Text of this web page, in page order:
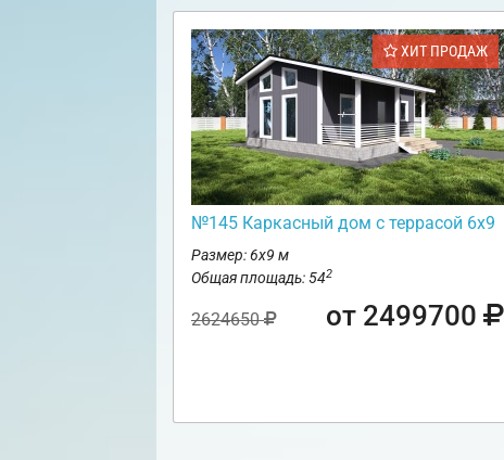
ХИТ ПРОДАЖ
№145 Каркасный дом с террасой 6х9
Размер: 6х9 м
Общая площадь: 542
2624650 от 2499700